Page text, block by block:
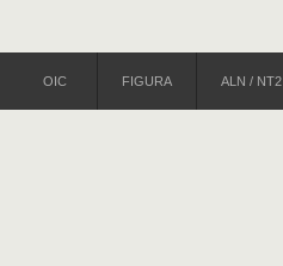
OIC FIGURA ALN / NT2